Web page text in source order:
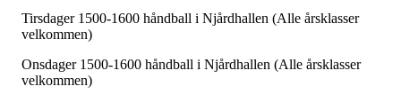
Tirsdager 1500-1600 håndball i Njårdhallen (Alle årsklasser
velkommen)
Onsdager 1500-1600 håndball i Njårdhallen (Alle årsklasser
velkommen)